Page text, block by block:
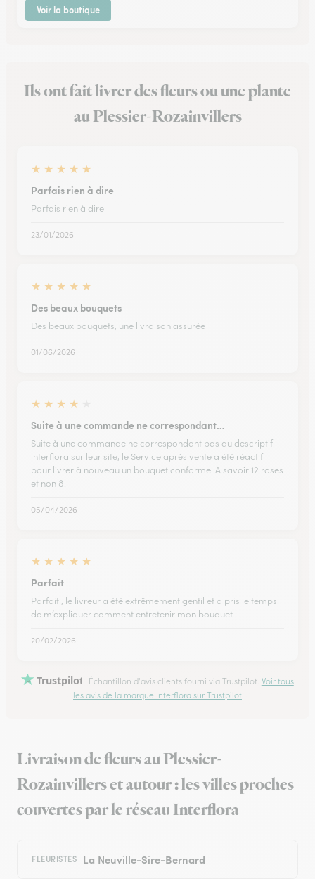
Voir la boutique
Ils ont fait livrer des fleurs ou une plante
au Plessier-Rozainvillers
★ ★ ★ ★ ★
Parfais rien à dire
Parfais rien à dire
23/01/2026
★ ★ ★ ★ ★
Des beaux bouquets
Des beaux bouquets, une livraison assurée
01/06/2026
★ ★ ★ ★
Suite à une commande ne correspondant…
Suite à une commande ne correspondant pas au descriptif
interflora sur leur site, le Service après vente a été réactif
pour livrer à nouveau un bouquet conforme. A savoir 12 roses
et non 8.
05/04/2026
★ ★ ★ ★ ★
Parfait
Parfait , le livreur a été extrêmement gentil et a pris le temps
de m’expliquer comment entretenir mon bouquet
20/02/2026
Trustpilot Échantillon d'avis clients fourni via Trustpilot. Voir tous
les avis de la marque Interflora sur Trustpilot
Livraison de fleurs au Plessier-
Rozainvillers et autour : les villes proches
couvertes par le réseau Interflora
FLEURISTES La Neuville-Sire-Bernard